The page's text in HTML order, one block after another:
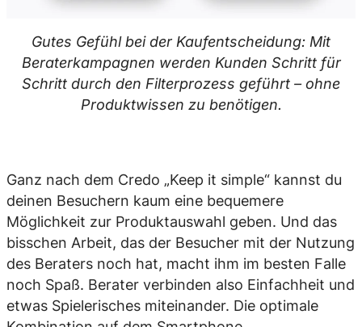
Gutes Gefühl bei der Kaufentscheidung: Mit
Beraterkampagnen werden Kunden Schritt für
Schritt durch den Filterprozess geführt – ohne
Produktwissen zu benötigen.
Ganz nach dem Credo „Keep it simple“ kannst du
deinen Besuchern kaum eine bequemere
Möglichkeit zur Produktauswahl geben. Und das
bisschen Arbeit, das der Besucher mit der Nutzung
des Beraters noch hat, macht ihm im besten Falle
noch Spaß. Berater verbinden also Einfachheit und
etwas Spielerisches miteinander. Die optimale